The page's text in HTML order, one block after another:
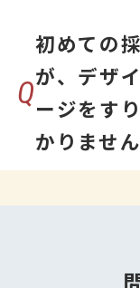
Q
初めての
が、デザ
ージをす
かりません